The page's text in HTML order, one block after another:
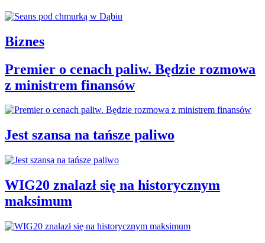
Biznes
Premier o cenach paliw. Będzie rozmowa
z ministrem finansów
Jest szansa na tańsze paliwo
WIG20 znalazł się na historycznym
maksimum